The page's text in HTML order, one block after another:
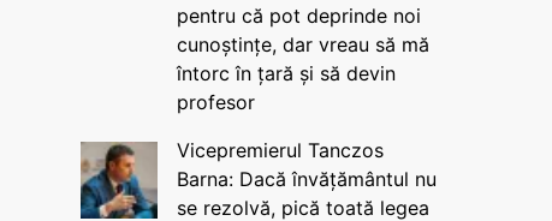
pentru că pot deprinde noi
cunoștințe, dar vreau să mă
întorc în țară și să devin
profesor
Vicepremierul Tanczos
Barna: Dacă învățământul nu
se rezolvă, pică toată legea